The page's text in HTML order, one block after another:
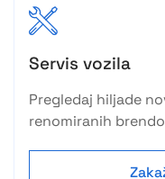
Servis vozila
Pregledaj hiljade
renomiranih